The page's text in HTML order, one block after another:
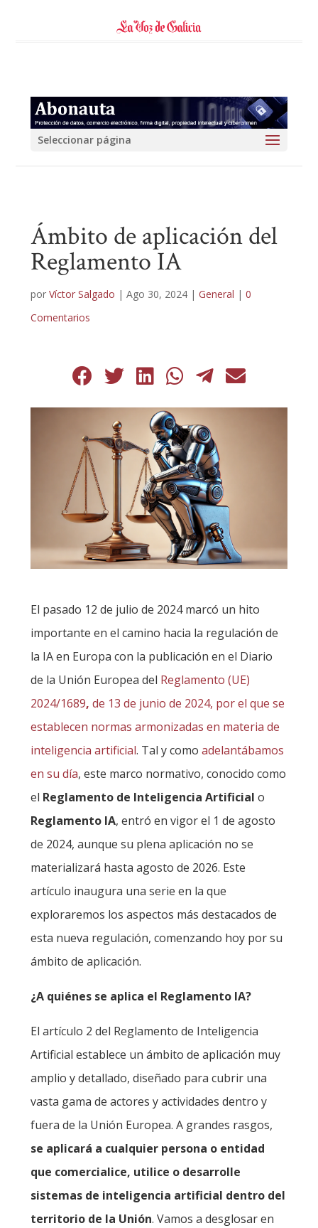
Seleccionar página
Ámbito de aplicación del
Reglamento IA
por Víctor Salgado | Ago 30, 2024| General | 0
Comentarios
El pasado 12 de julio de 2024 marcó un hito
importante en el camino hacia la regulación de
la IA en Europa con la publicación en el Diario
de la Unión Europea del Reglamento (UE)
2024/1689, de 13 de junio de 2024, por el que se
establecen normas armonizadas en materia de
inteligencia artificial. Tal y como adelantábamos
en su día, este marco normativo, conocido como
el Reglamento de Inteligencia Artificial o
Reglamento IA, entró en vigor el 1 de agosto
de 2024, aunque su plena aplicación no se
materializará hasta agosto de 2026. Este
artículo inaugura una serie en la que
exploraremos los aspectos más destacados de
esta nueva regulación, comenzando hoy por su
ámbito de aplicación.
¿A quiénes se aplica el Reglamento IA?
El artículo 2 del Reglamento de Inteligencia
Artificial establece un ámbito de aplicación muy
amplio y detallado, diseñado para cubrir una
vasta gama de actores y actividades dentro y
fuera de la Unión Europea. A grandes rasgos,
se aplicará a cualquier persona o entidad
que comercialice, utilice o desarrolle
sistemas de inteligencia artificial dentro del
territorio de la Unión. Vamos a desglosar en